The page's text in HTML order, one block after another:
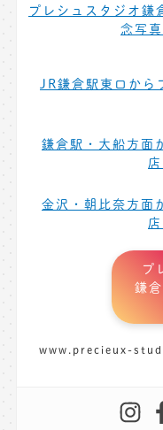
プレシュスタジオ鎌
念写
JR鎌倉駅東口から
鎌倉駅・大船方面
金沢・朝比奈方面
プ
鎌
www.precieux-